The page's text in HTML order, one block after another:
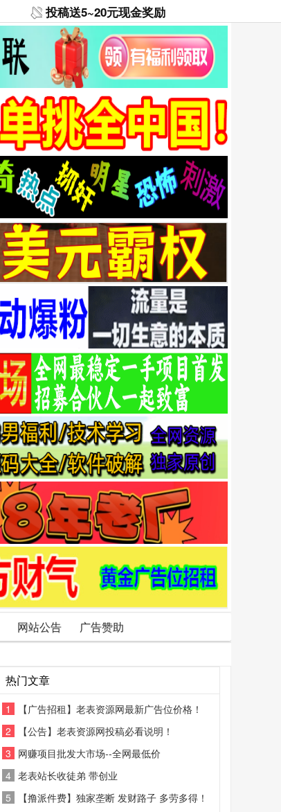
投稿送5~20元现金奖励
网站公告 广告赞助
热门文章
1
【广告招租】老表资源网最新广告位价格！
2
【公告】老表资源网投稿必看说明！
3 网赚项目批发大市场--全网最低价
4 老表站长收徒弟 带创业
5
【撸派件费】独家垄断 发财路子 多劳多得！